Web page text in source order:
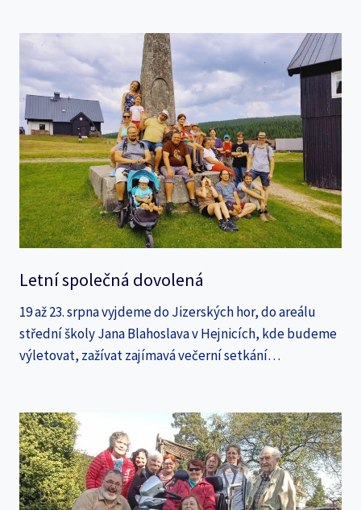
Letní společná dovolená
19 až 23. srpna vyjdeme do Jizerských hor, do areálu
střední školy Jana Blahoslava v Hejnicích, kde budeme
výletovat, zažívat zajímavá večerní setkání…